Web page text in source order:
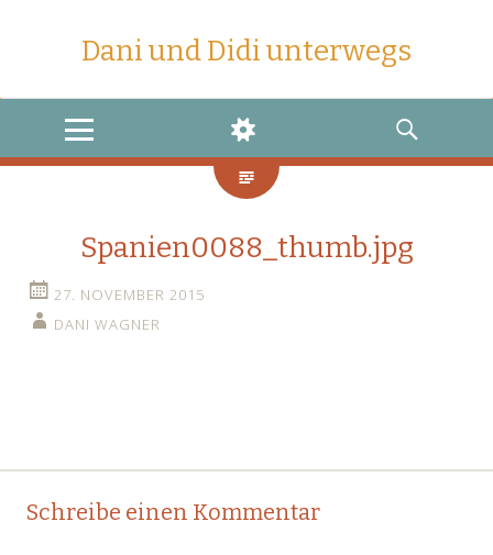
Dani und Didi unterwegs
MENU
WIDGETS
SEARCH
Spanien0088_thumb.jpg
27. NOVEMBER 2015
DANI WAGNER
Post navigation
Schreibe einen Kommentar